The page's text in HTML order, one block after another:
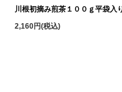
川根初摘み煎茶１００ｇ平袋入
2,160円(税込)